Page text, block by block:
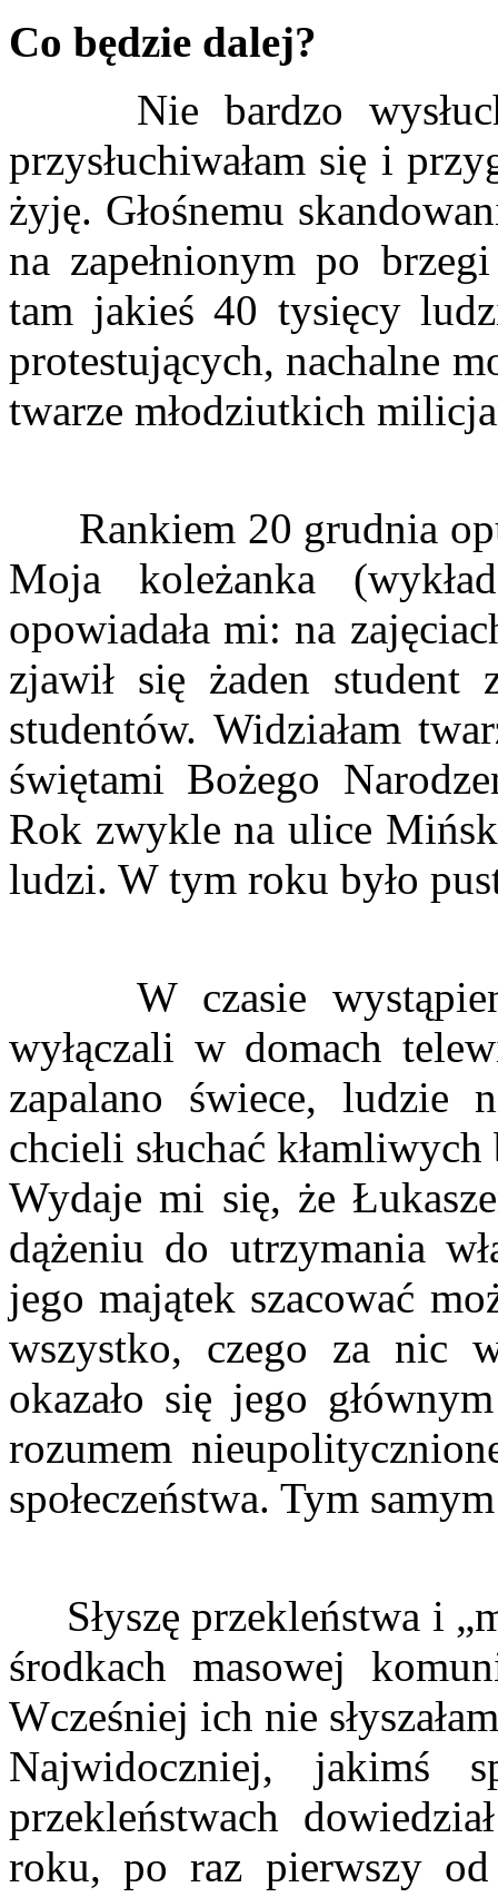
Co będzie dalej?
Nie bardzo
przysłuchiwałam się i
żyję. Głośnemu
na zapełnionym po
tam jakieś 40 tysięcy
protestujących, nachalne
twarze młodziutkich
Rankiem 20 grudnia
Moja koleżanka
opowiadała mi: na
zjawił się żaden student
studentów. Widziałam
świętami Bożego
Rok zwykle na ulice
ludzi. W tym roku było
W czasie
wyłączali w domach
zapalano świece, ludzie
chcieli słuchać
Wydaje mi się, że
dążeniu do utrzymania
jego majątek szacować
wszystko, czego za nic
okazało się jego
rozumem
społeczeństwa. Tym
Słyszę przekleństwa i
środkach masowej
Wcześniej ich nie
Najwidoczniej, jakimś
przekleństwach
roku, po raz pierwszy